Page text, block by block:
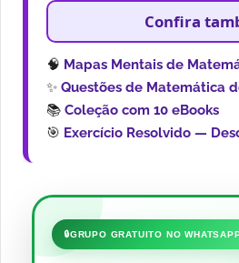
Confira
🧠 Mapas Mentais de
✨ Questões de Matemática
📚 Coleção com 10 eBooks
🎯 Exercício Resolvido —
🔒GRUPO GRATUITO NO